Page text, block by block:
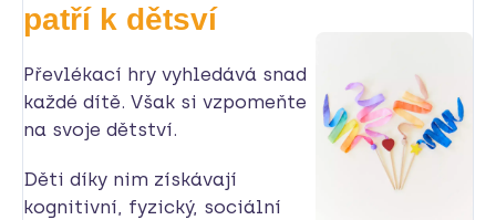
patří k dětsví
Převlékací hry vyhledává snad
každé dítě. Však si vzpomeňte
na svoje dětství.
Děti díky nim získávají
kognitivní, fyzický, sociální